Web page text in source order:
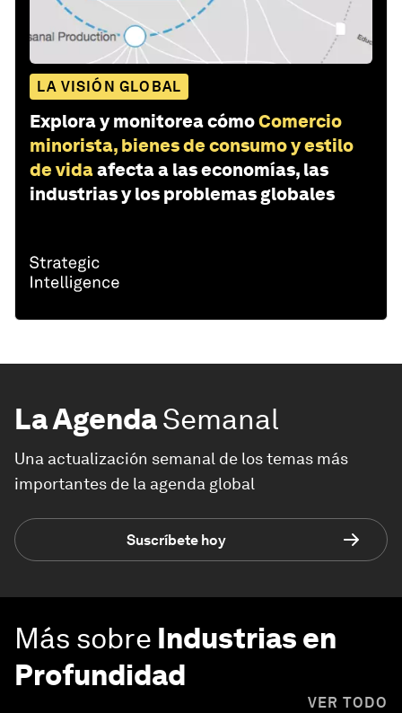
LA VISIÓN GLOBAL
Explora y monitorea cómoComercio
minorista, bienes de consumo y estilo
de vidaafecta a las economías, las
industrias y los problemas globales
La AgendaSemanal
Una actualización semanal de los temas más
importantes de la agenda global
Suscríbete hoy
Más sobre Industrias en
Profundidad
VER TODO